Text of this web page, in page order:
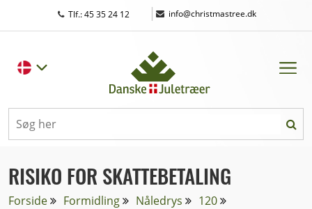
Tlf.: 45 35 24 12 | info@christmastree.dk
RISIKO FOR SKATTEBETALING
Forside Formidling Nåledrys
120